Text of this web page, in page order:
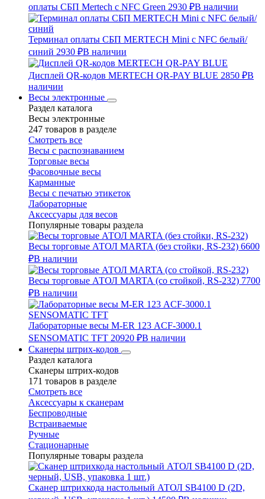
оплаты СБП Mertech с NFC Green 2930 ₽В наличии
Терминал оплаты СБП MERTECH Mini с NFC белый/
синий 2930 ₽В наличии
Дисплей QR-кодов MERTECH QR-PAY BLUE 2850 ₽В
наличии
Весы электронные
Раздел каталога
Весы электронные
247 товаров в разделе
Смотреть все
Весы с распознаванием
Торговые весы
Фасовочные весы
Карманные
Весы с печатью этикеток
Лабораторные
Аксессуары для весов
Популярные товары раздела
Весы торговые АТОЛ MARTA (без стойки, RS-232) 6600
₽В наличии
Весы торговые АТОЛ MARTA (со стойкой, RS-232) 7700
₽В наличии
Лабораторные весы M-ER 123 АCF-3000.1
SENSOMATIC TFT 20920 ₽В наличии
Сканеры штрих-кодов
Раздел каталога
Сканеры штрих-кодов
171 товаров в разделе
Смотреть все
Аксессуары к сканерам
Беспроводные
Встраиваемые
Ручные
Стационарные
Популярные товары раздела
Сканер штрихкода настольный АТОЛ SB4100 D (2D,